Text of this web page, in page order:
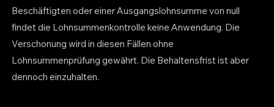
Beschäftigten oder einer Ausgangslohnsumme von null
findet die Lohnsummenkontrolle keine Anwendung. Die
Verschonung wird in diesen Fällen ohne
Lohnsummenprüfung gewährt. Die Behaltensfrist ist aber
dennoch einzuhalten.